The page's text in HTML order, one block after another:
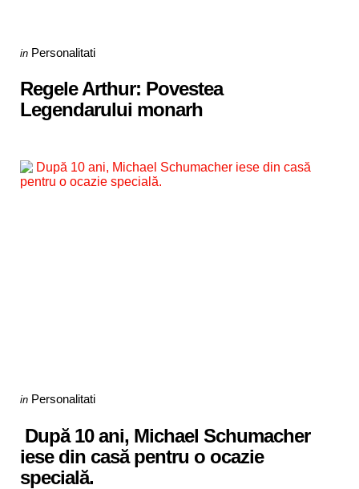
Categories
Posted
in Personalitati
Regele Arthur: Povestea
Legendarului monarh
Categories
Posted
in Personalitati
După 10 ani, Michael Schumacher
iese din casă pentru o ocazie
specială.